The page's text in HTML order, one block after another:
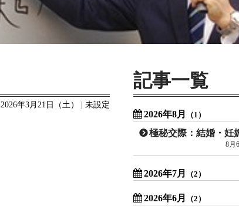
2026年3月21日（土） | 未設定
記事一覧
2026年8月 （1）
8月
2026年7月 （2）
2026年6月 （2）